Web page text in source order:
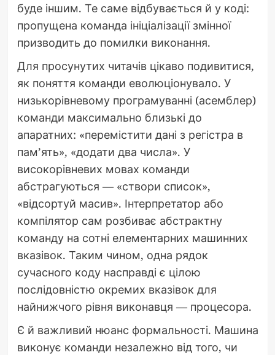
буде іншим. Те саме відбувається й у коді:
пропущена команда ініціалізації змінної
призводить до помилки виконання.
Для просунутих читачів цікаво подивитися,
як поняття команди еволюціонувало. У
низькорівневому програмуванні (асемблер)
команди максимально близькі до
апаратних: «перемістити дані з регістра в
пам’ять», «додати два числа». У
високорівневих мовах команди
абстрагуються — «створи список»,
«відсортуй масив». Інтерпретатор або
компілятор сам розбиває абстрактну
команду на сотні елементарних машинних
вказівок. Таким чином, одна рядок
сучасного коду насправді є цілою
послідовністю окремих вказівок для
найнижчого рівня виконавця — процесора.
Є й важливий нюанс формальності. Машина
виконує команди незалежно від того, чи